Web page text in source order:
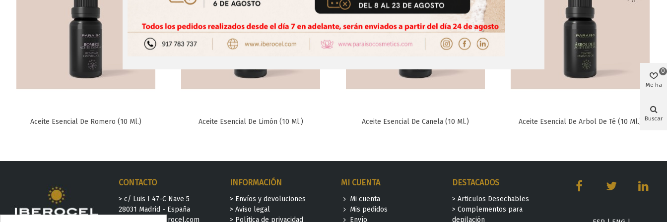
Favorito
Aceite Esencial De Romero (10 Ml.) Favorito
Aceite Esencial De Limón (10 Ml.) Favorito
Aceite Esencial De Canela (10 Ml.) Favorito
Aceite Esencial De Arbol De Té (10 Ml.)
CONTACTO
> c/ Luis I 47-C Nave 5
28031 Madrid - España
iberocel@iberocel.com
INFORMACIÓN
> Envíos y devoluciones
> Aviso legal
> Política de privacidad
MI CUENTA
Mi cuenta
Mis pedidos
Envío
DESTACADOS
> Articulos Desechables
> Complementos para
depilación
Me ha
0
Buscar